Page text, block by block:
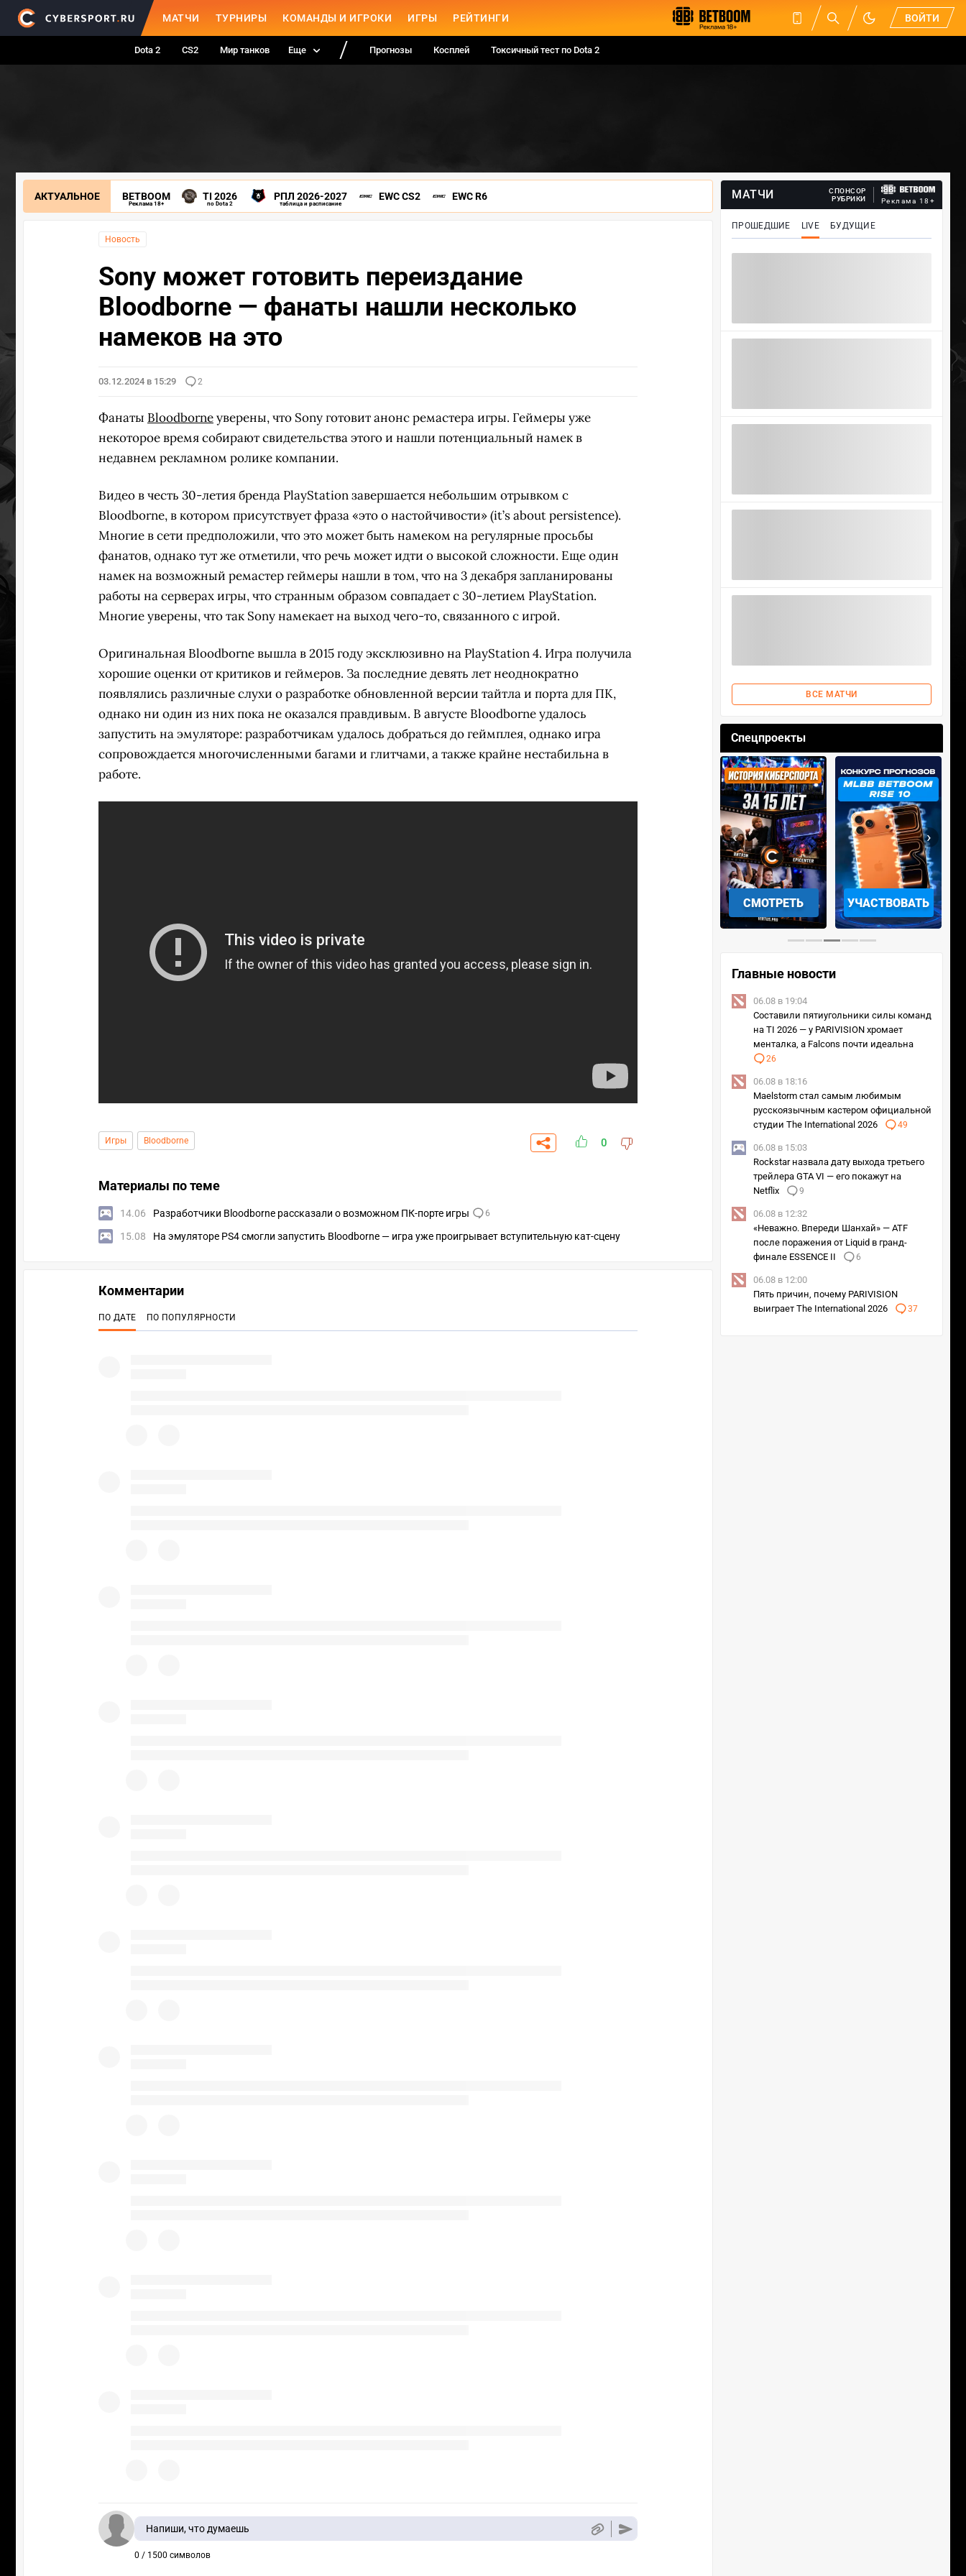
МАТЧИ ТУРНИРЫ КОМАНДЫ И ИГРОКИ ИГРЫ РЕЙТИНГИ ВОЙТИ
Dota 2 CS2 Мир танков Еще Прогнозы Косплей Токсичный тест по Dota 2
АКТУАЛЬНОЕ BETBOOM
Реклама 18+
TI 2026
по Dota 2
РПЛ 2026-2027
таблица и расписание
EWC CS2 EWC R6
Новость
Sony может готовить переиздание
Bloodborne — фанаты нашли несколько
намеков на это
03.12.2024 в 15:29 2
Фанаты Bloodborneуверены, что Sony готовит анонс ремастера игры. Геймеры уже
некоторое время собирают свидетельства этого и нашли потенциальный намек в
недавнем рекламном ролике компании.
Видео в честь 30-летия бренда PlayStation завершается небольшим отрывком с
Bloodborne, в котором присутствует фраза «это о настойчивости» (it’s about persistence).
Многие в сети предположили, что это может быть намеком на регулярные просьбы
фанатов, однако тут же отметили, что речь может идти о высокой сложности. Еще один
намек на возможный ремастер геймеры нашли в том, что на 3 декабря запланированы
работы на серверах игры, что странным образом совпадает с 30-летием PlayStation.
Многие уверены, что так Sony намекает на выход чего-то, связанного с игрой.
Оригинальная Bloodborne вышла в 2015 году эксклюзивно на PlayStation 4. Игра получила
хорошие оценки от критиков и геймеров. За последние девять лет неоднократно
появлялись различные слухи о разработке обновленной версии тайтла и порта для ПК,
однако ни один из них пока не оказался правдивым. В августе Bloodborne удалось
запустить на эмуляторе: разработчикам удалось добраться до геймплея, однако игра
сопровождается многочисленными багами и глитчами, а также крайне нестабильна в
работе.
Игры Bloodborne 0
Материалы по теме
14.06 Разработчики Bloodborne рассказали о возможном ПК-порте игры 6
15.08 На эмуляторе PS4 смогли запустить Bloodborne — игра уже проигрывает вступительную кат-сцену
МАТЧИ
СПОНСОР
РУБРИКИ
Реклама 18+
ПРОШЕДШИЕ LIVE БУДУЩИЕ
ВСЕ МАТЧИ
Спецпроекты
СМОТРЕТЬ УЧАСТВОВАТЬ
‹ ›
Главные новости
06.08 в 19:04
Составили пятиугольники силы команд
на TI 2026 — у PARIVISION хромает
менталка, а Falcons почти идеальна
26
06.08 в 18:16
Maelstorm стал самым любимым
русскоязычным кастером официальной
студии The International 2026
49
06.08 в 15:03
Rockstar назвала дату выхода третьего
трейлера GTA VI — его покажут на
Netflix
9
06.08 в 12:32
«Неважно. Впереди Шанхай» — ATF
после поражения от Liquid в гранд-
финале ESSENCE II
6
06.08 в 12:00
Пять причин, почему PARIVISION
выиграет The International 2026
37
Комментарии
ПО ДАТЕ ПО ПОПУЛЯРНОСТИ
Напиши, что думаешь
0 / 1500 символов